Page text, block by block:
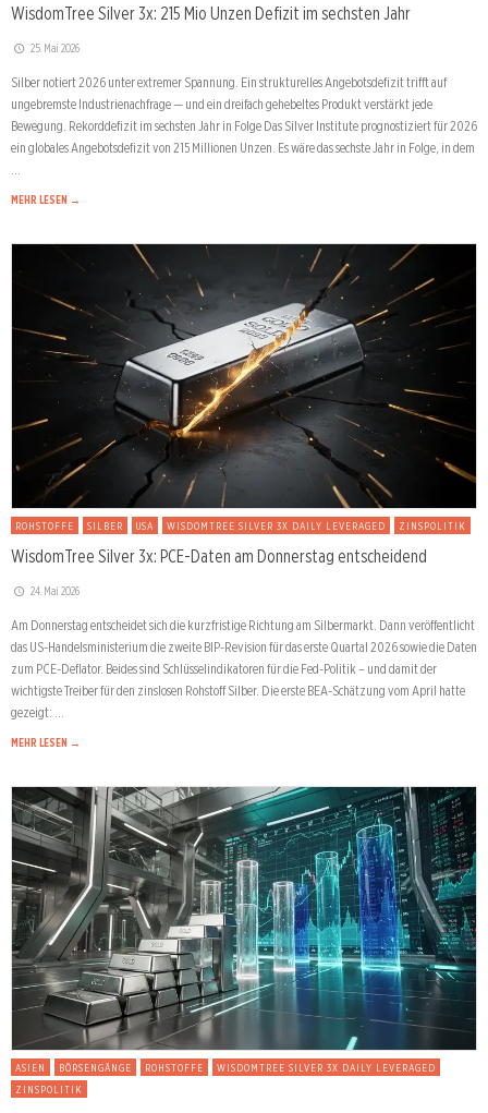
WisdomTree Silver 3x: 215 Mio Unzen Defizit im sechsten Jahr
25. Mai 2026
Silber notiert 2026 unter extremer Spannung. Ein strukturelles Angebotsdefizit trifft auf
ungebremste Industrienachfrage — und ein dreifach gehebeltes Produkt verstärkt jede
Bewegung. Rekorddefizit im sechsten Jahr in Folge Das Silver Institute prognostiziert für 2026
ein globales Angebotsdefizit von 215 Millionen Unzen. Es wäre das sechste Jahr in Folge, in dem
MEHR LESEN →
ROHSTOFFE SILBER USA WISDOMTREE SILVER 3X DAILY LEVERAGED ZINSPOLITIK
WisdomTree Silver 3x: PCE-Daten am Donnerstag entscheidend
24. Mai 2026
Am Donnerstag entscheidet sich die kurzfristige Richtung am Silbermarkt. Dann veröffentlicht
das US-Handelsministerium die zweite BIP-Revision für das erste Quartal 2026 sowie die Daten
zum PCE-Deflator. Beides sind Schlüsselindikatoren für die Fed-Politik – und damit der
wichtigste Treiber für den zinslosen Rohstoff Silber. Die erste BEA-Schätzung vom April hatte
gezeigt: …
MEHR LESEN →
ASIEN BÖRSENGÄNGE ROHSTOFFE
WISDOMTREE SILVER 3X DAILY LEVERAGED
ZINSPOLITIK